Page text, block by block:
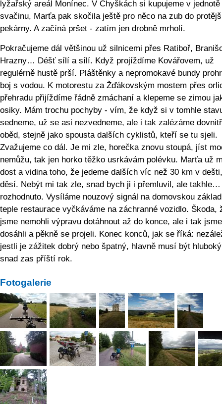
lyžařský areál Monínec. V Chyškách si kupujeme v jednotě
svačinu, Marťa pak skočila ještě pro něco na zub do
pekárny. A začíná pršet - zatím jen drobně mrholí.
Pokračujeme dál většinou už silnicemi přes Ratiboř,
Hrazny… Déšť sílí a sílí. Když projíždíme Kovářovem, už
regulérně hustě prší. Pláštěnky a nepromokavé bundy
boj s vodou. K motorestu za Žďákovským mostem přes
přehradu přijíždíme řádně zmáchaní a klepeme se zimou
osiky. Mám trochu pochyby - vím, že když si v tomhle
sedneme, už se asi nezvedneme, ale i tak zalézáme
oběd, stejně jako spousta dalších cyklistů, kteří se tu sjeli.
Zvažujeme co dál. Je mi zle, horečka znovu stoupá, jíst
nemůžu, tak jen horko těžko usrkávám polévku. Marťa už
dost a vidina toho, že jedeme dalších víc než 30 km v
děsí. Nebýt mi tak zle, snad bych ji i přemluvil, ale
rozhodnuto. Vysíláme nouzový signál na domovskou
teple restaurace vyčkáváme na záchranné vozidlo. Škoda,
jsme nemohli výpravu dotáhnout až do konce, ale i tak
dosáhli a pěkně se projeli. Konec konců, jak se říká:
jestli je zážitek dobrý nebo špatný, hlavně musí být
snad zas příští rok.
Fotogalerie